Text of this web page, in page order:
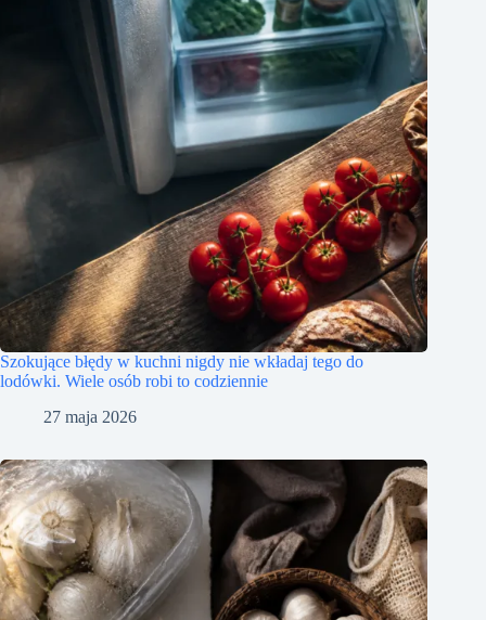
Szokujące błędy w kuchni nigdy nie wkładaj tego do
lodówki. Wiele osób robi to codziennie
27 maja 2026